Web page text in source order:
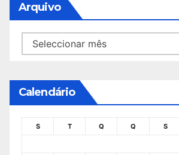
Arquivo
Arquivo
Calendário
S T Q Q S